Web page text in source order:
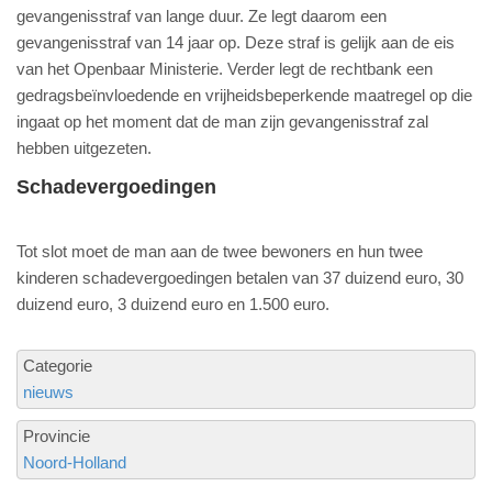
gevangenisstraf van lange duur. Ze legt daarom een
gevangenisstraf van 14 jaar op. Deze straf is gelijk aan de eis
van het Openbaar Ministerie. Verder legt de rechtbank een
gedragsbeïnvloedende en vrijheidsbeperkende maatregel op die
ingaat op het moment dat de man zijn gevangenisstraf zal
hebben uitgezeten.
Schadevergoedingen
Tot slot moet de man aan de twee bewoners en hun twee
kinderen schadevergoedingen betalen van 37 duizend euro, 30
duizend euro, 3 duizend euro en 1.500 euro.
Categorie
nieuws
Provincie
Noord-Holland